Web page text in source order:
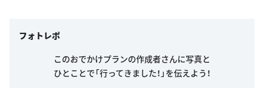
フォトレポ
このおでかけプランの作成者さんに写真と
ひとことで「行ってきました！」を伝えよう！